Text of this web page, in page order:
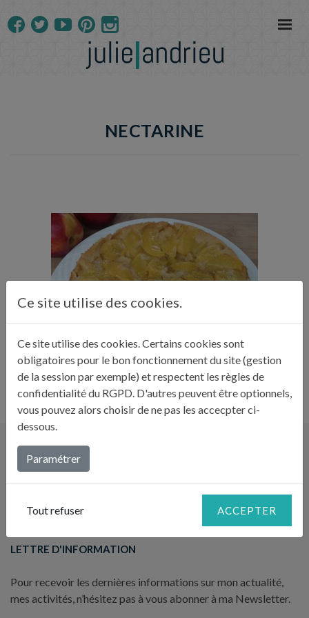
NECTARINE
Temps de préparation : 15 min
Temps de cuisson : 40 min
Temps de repos : 10 min
Nombre de couverts : 6 à 8
GÂTEAU RENVERSÉ AUX NECTARINES
LETTRE D'INFORMATION
Pour recevoir les dernières informations sur mon actualité,
mes activités, n’hésitez pas à vous abonner à ma Newsletter.
Ce site utilise des cookies.
Ce site utilise des cookies. Certains cookies sont
obligatoires pour le bon fonctionnement du site (gestion
de la session par exemple) et respectent les règles de
confidentialité du RGPD. D'autres peuvent être optionnels,
vous pouvez alors choisir de ne pas les accecpter ci-
dessous.
Paramétrer
Tout refuser ACCEPTER